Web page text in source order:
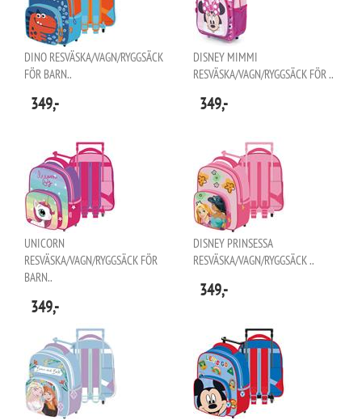
DINO RESVÄSKA/VAGN/RYGGSÄCK
FÖR BARN..
349,-
DISNEY MIMMI
RESVÄSKA/VAGN/RYGGSÄCK FÖR ..
349,-
UNICORN
RESVÄSKA/VAGN/RYGGSÄCK FÖR
BARN..
349,-
DISNEY PRINSESSA
RESVÄSKA/VAGN/RYGGSÄCK ..
349,-